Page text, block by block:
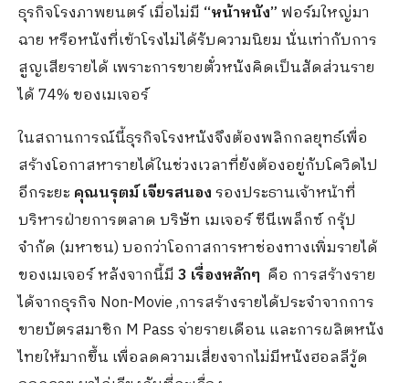
ธุรกิจโรงภาพยนตร์ เมื่อไม่มี “หน้าหนัง”ฟอร์มใหญ่มา
ฉาย หรือหนังที่เข้าโรงไม่ได้รับความนิยม นั่นเท่ากับการ
สูญเสียรายได้ เพราะการขายตั๋วหนังคิดเป็นสัดส่วนราย
ได้ 74% ของเมเจอร์
ในสถานการณ์นี้ธุรกิจโรงหนังจึงต้องพลิกกลยุทธ์เพื่อ
สร้างโอกาสหารายได้ในช่วงเวลาที่ยังต้องอยู่กับโควิดไป
อีกระยะ คุณนรุตม์ เจียรสนองรองประธานเจ้าหน้าที่
บริหารฝ่ายการตลาด บริษัท เมเจอร์ ซีนีเพล็กซ์ กรุ้ป
จำกัด (มหาชน) บอกว่าโอกาสการหาช่องทางเพิ่มรายได้
ของเมเจอร์ หลังจากนี้มี 3 เรื่องหลักๆ คือ การสร้างราย
ได้จากธุรกิจ Non-Movie ,การสร้างรายได้ประจำจากการ
ขายบัตรสมาชิก M Pass จ่ายรายเดือน และการผลิตหนัง
ไทยให้มากขึ้น เพื่อลดความเสี่ยงจากไม่มีหนังฮอลลีวู้ด